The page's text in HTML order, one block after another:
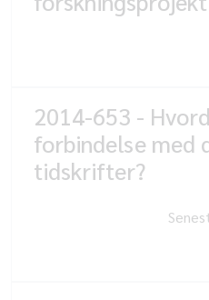
2014-653 -
forbindelse med
tidskrifter?